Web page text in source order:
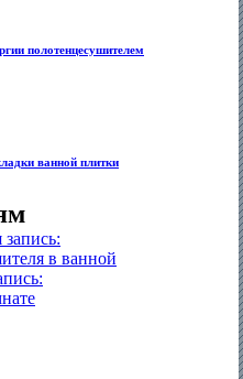
полотенцесушителем
ванной плитки
в ванной